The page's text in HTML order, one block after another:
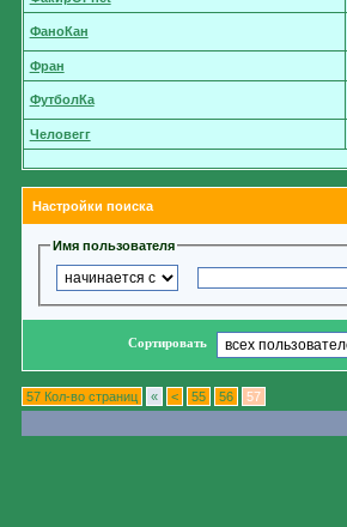
ФаноКан
Фран
ФутболКа
Человегг
Настройки поиска
Имя пользователя
Сортировать
57 Кол-во страниц « < 55 56 57